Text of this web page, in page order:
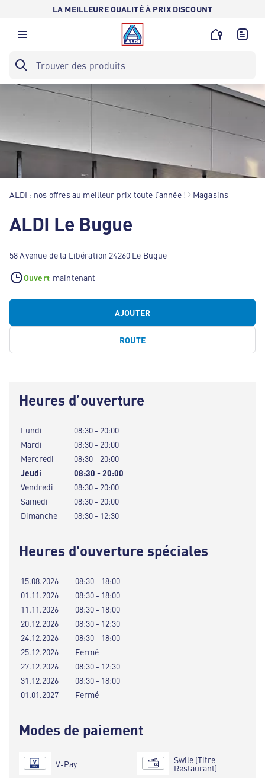
LA MEILLEURE QUALITÉ À PRIX DISCOUNT
ALDI : nos offres au meilleur prix toute l’année ! Magasins
ALDI Le Bugue
58 Avenue de la Libération 24260 Le Bugue
Ouvert maintenant
AJOUTER
ROUTE
Heures d’ouverture
Lundi
08:30 - 20:00
Mardi
08:30 - 20:00
Mercredi
08:30 - 20:00
Jeudi
08:30 - 20:00
Vendredi
08:30 - 20:00
Samedi
08:30 - 20:00
Dimanche
08:30 - 12:30
Heures d'ouverture spéciales
15.08.2026
08:30 - 18:00
01.11.2026
08:30 - 18:00
11.11.2026
08:30 - 18:00
20.12.2026
08:30 - 12:30
24.12.2026
08:30 - 18:00
25.12.2026
Fermé
27.12.2026
08:30 - 12:30
31.12.2026
08:30 - 18:00
01.01.2027
Fermé
Modes de paiement
V-Pay Swile (Titre
Restaurant)